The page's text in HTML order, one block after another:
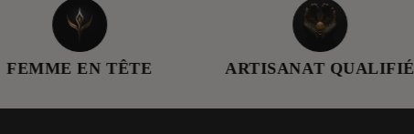
TÊTE ARTISANAT QUALIFIÉ